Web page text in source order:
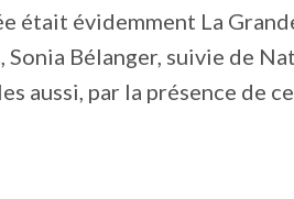
était évidemment La
Sonia Bélanger, suivie de
aussi, par la présence de